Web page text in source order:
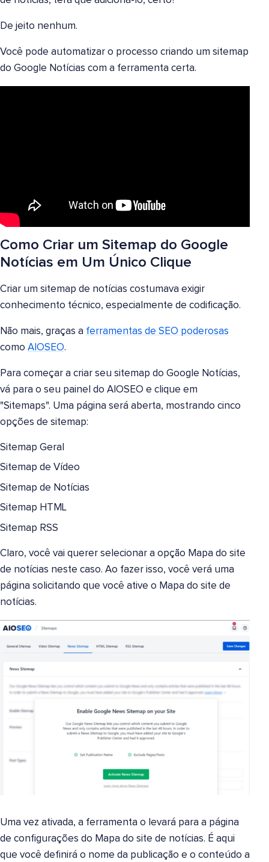
De jeito nenhum.
Você pode automatizar o processo criando um sitemap
do Google Notícias com a ferramenta certa.
Como Criar um Sitemap do Google
Notícias em Um Único Clique
Criar um sitemap de notícias costumava exigir
conhecimento técnico, especialmente de codificação.
Não mais, graças a ferramentas de SEO poderosas
como AIOSEO.
Para começar a criar seu sitemap do Google Notícias,
vá para o seu painel do AIOSEO e clique em
"Sitemaps". Uma página será aberta, mostrando cinco
opções de sitemap:
Sitemap Geral
Sitemap de Vídeo
Sitemap de Notícias
Sitemap HTML
Sitemap RSS
Claro, você vai querer selecionar a opção Mapa do site
de notícias neste caso. Ao fazer isso, você verá uma
página solicitando que você ative o Mapa do site de
notícias.
Uma vez ativada, a ferramenta o levará para a página
de configurações do Mapa do site de notícias. É aqui
que você definirá o nome da publicação e o conteúdo a